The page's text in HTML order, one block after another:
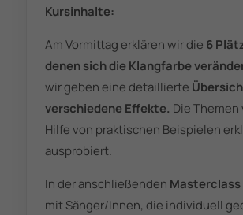
Kursinhalte:
Am Vormittag erklären wir die 6
denen sich die Klangfarbe
wir geben eine detaillierte
verschiedene Effekte. Die
Hilfe von praktischen Beispielen
ausprobiert.
In der anschließenden Masterclass
mitSänger/Innen, die individuell